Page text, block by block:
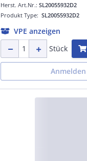
Produkt Type: SL20055932D2
Herst. Art.Nr.: SL20055932D2
VPE anzeigen
Stück
Anmelden